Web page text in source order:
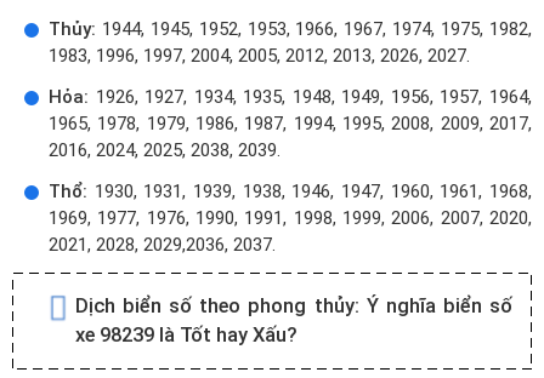
Thủy: 1944, 1945, 1952, 1953, 1966, 1967, 1974, 1975, 1982,
1983, 1996, 1997, 2004, 2005, 2012, 2013, 2026, 2027.
Hỏa: 1926, 1927, 1934, 1935, 1948, 1949, 1956, 1957, 1964,
1965, 1978, 1979, 1986, 1987, 1994, 1995, 2008, 2009, 2017,
2016, 2024, 2025, 2038, 2039.
Thổ: 1930, 1931, 1939, 1938, 1946, 1947, 1960, 1961, 1968,
1969, 1977, 1976, 1990, 1991, 1998, 1999, 2006, 2007, 2020,
2021, 2028, 2029,2036, 2037.
Dịch biển số theo phong thủy: Ý nghĩa biển số
xe 98239 là Tốt hay Xấu?